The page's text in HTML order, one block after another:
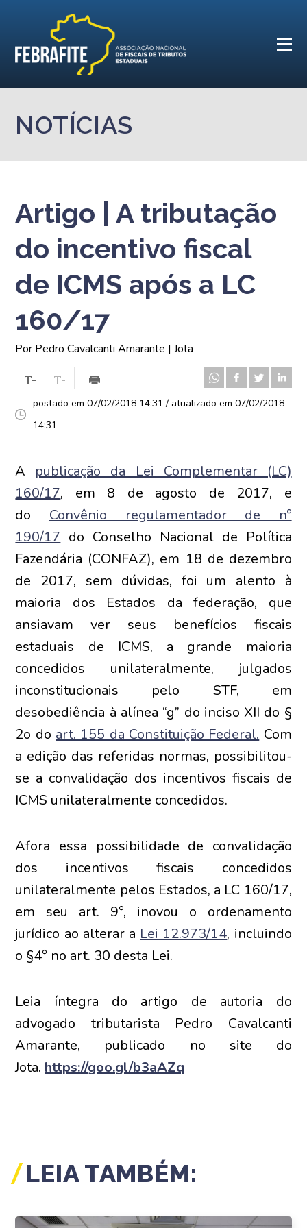
NOTÍCIAS
Artigo | A tributação
do incentivo fiscal
de ICMS após a LC
160/17
Por Pedro Cavalcanti Amarante | Jota
postado em 07/02/2018 14:31 / atualizado em 07/02/2018
14:31
A publicação da Lei Complementar (LC)
160/17, em 8 de agosto de 2017, e
do Convênio regulamentador de n°
190/17 do Conselho Nacional de Política
Fazendária (CONFAZ), em 18 de dezembro
de 2017, sem dúvidas, foi um alento à
maioria dos Estados da federação, que
ansiavam ver seus benefícios fiscais
estaduais de ICMS, a grande maioria
concedidos unilateralmente, julgados
inconstitucionais pelo STF, em
desobediência à alínea “g” do inciso XII do §
2o do art. 155 da Constituição Federal. Com
a edição das referidas normas, possibilitou-
se a convalidação dos incentivos fiscais de
ICMS unilateralmente concedidos.
Afora essa possibilidade de convalidação
dos incentivos fiscais concedidos
unilateralmente pelos Estados, a LC 160/17,
em seu art. 9°, inovou o ordenamento
jurídico ao alterar a Lei 12.973/14, incluindo
o §4° no art. 30 desta Lei.
Leia íntegra do artigo de autoria do
advogado tributarista Pedro Cavalcanti
Amarante, publicado no site do
Jota. https://goo.gl/b3aAZq
LEIA TAMBÉM: